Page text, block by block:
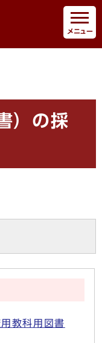
メニュー
）の採
教科用図書